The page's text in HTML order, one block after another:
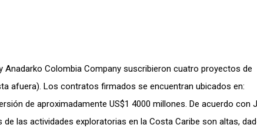
Anadarko Colombia Company suscribieron cuatro proyectos de
afuera). Los contratos firmados se encuentran ubicados en:
de aproximadamente US$1 4000 millones. De acuerdo con
las actividades exploratorias en la Costa Caribe son altas,